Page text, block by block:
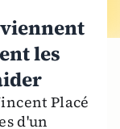
les
Placé
d'un